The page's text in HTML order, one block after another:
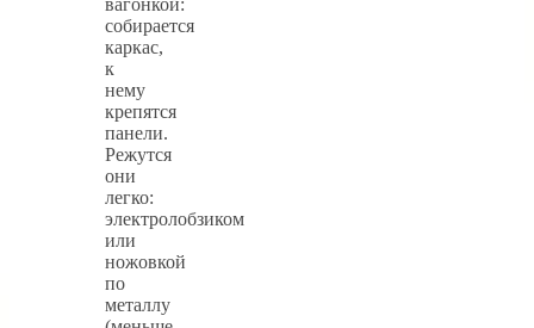
вагонкой:
собирается
каркас,
к
нему
крепятся
панели.
Режутся
они
легко:
электролобзиком
или
ножовкой
по
металлу